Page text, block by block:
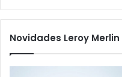
Novidades Leroy Merlin